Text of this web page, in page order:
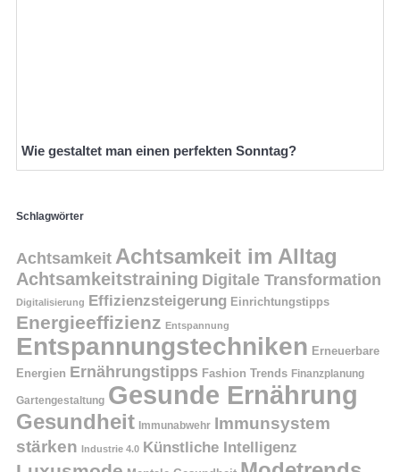
Wie gestaltet man einen perfekten Sonntag?
Schlagwörter
Achtsamkeit Achtsamkeit im Alltag
Achtsamkeitstraining Digitale Transformation
Digitalisierung Effizienzsteigerung Einrichtungstipps
Energieeffizienz Entspannung
Entspannungstechniken Erneuerbare
Energien Ernährungstipps Fashion Trends Finanzplanung
Gartengestaltung Gesunde Ernährung
Gesundheit Immunabwehr Immunsystem
stärken Industrie 4.0 Künstliche Intelligenz